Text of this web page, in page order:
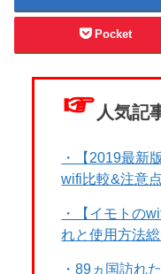
Pocket
☞ 人気記
・【2019最新
wifi比較&注意
・【イモトの
れと使用方法
・89ヵ国訪れ